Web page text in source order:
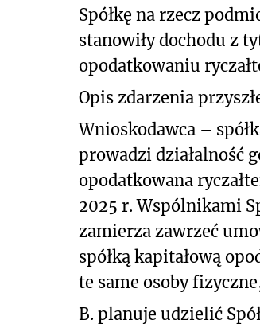
Spółkę na rzecz
stanowiły dochodu z
opodatkowaniu
Opis zdarzenia
Wnioskodawca –
prowadzi działalność
opodatkowana
2025 r. Wspólnikami
zamierza zawrzeć
spółką kapitałową
te same osoby
B. planuje udzielić